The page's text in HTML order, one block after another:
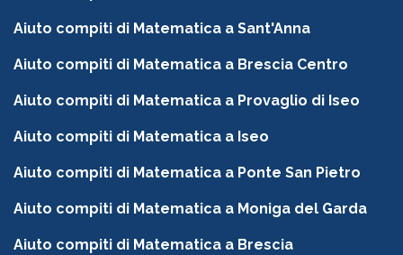
Aiuto compiti di Matematica a Sant'Anna
Aiuto compiti di Matematica a Brescia Centro
Aiuto compiti di Matematica a Provaglio di Iseo
Aiuto compiti di Matematica a Iseo
Aiuto compiti di Matematica a Ponte San Pietro
Aiuto compiti di Matematica a Moniga del Garda
Aiuto compiti di Matematica a Brescia